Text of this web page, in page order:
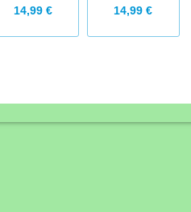
14,99 € 14,99 €